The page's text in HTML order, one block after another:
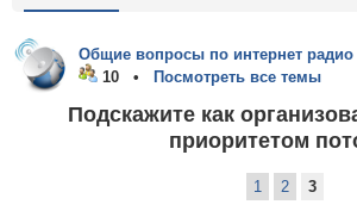
Общие вопросы по интернет
10 •
Посмотреть все темы
Подскажите как
приоритетом
1 2 3